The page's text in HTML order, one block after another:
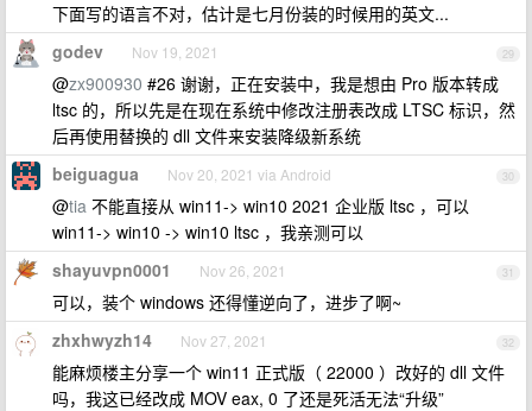
下面写的语言不对，估计是七月份装的时候用的英文...
29
godev Nov 19, 2021
@zx900930 #26 谢谢，正在安装中，我是想由 Pro 版本转成
ltsc 的，所以先是在现在系统中修改注册表改成 LTSC 标识，然
后再使用替换的 dll 文件来安装降级新系统
30
beiguagua Nov 20, 2021 via Android
@tia 不能直接从 win11-> win10 2021 企业版 ltsc ，可以
win11-> win10 -> win10 ltsc ，我亲测可以
31
shayuvpn0001 Nov 26, 2021
可以，装个 windows 还得懂逆向了，进步了啊~
32
zhxhwyzh14 Nov 27, 2021
能麻烦楼主分享一个 win11 正式版（ 22000 ）改好的 dll 文件
吗，我这已经改成 MOV eax, 0 了还是死活无法“升级”